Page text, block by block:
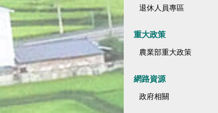
退休人員專區
重大政策
農業部重大政策
網路資源
政府相關